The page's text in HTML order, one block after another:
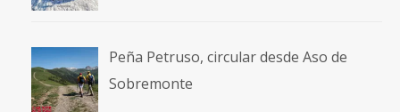
Peña Petruso, circular desde Aso de
Sobremonte